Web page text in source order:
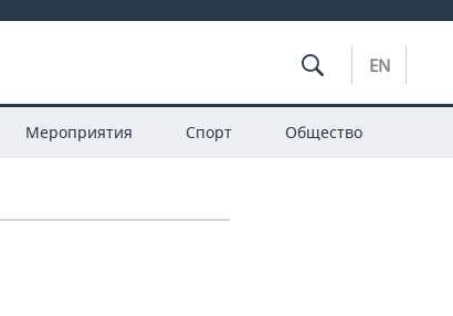
EN
Мероприятия Спорт Общество